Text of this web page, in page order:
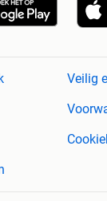
Veilig